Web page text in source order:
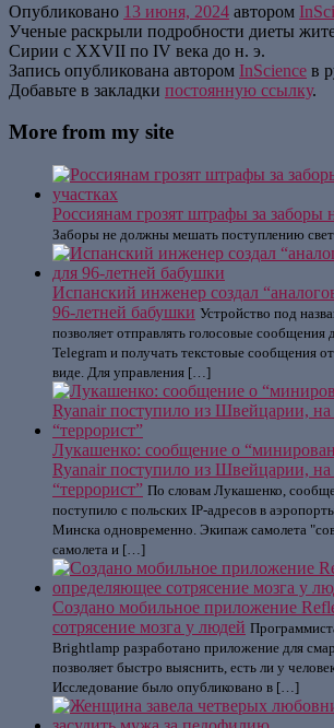
Опубликовано 13 июня, 2024 автором
Ученые раскрыли подробности диеты
Сирии с XXVII по IV века до н. э.
Запись опубликована автором InScience в
Добавьте в закладки постоянную ссылку.
More from my site
Россиянам грозят штрафы за заборы
Заборы не должны мешать поступлению
Испанский инженер создал
96-летней бабушки Устройство под
позволяет отправлять голосовые сообщения
Telegram и получать текстовые сообщения
виде. Для управления […]
Лукашенко: сообщение о
Ryanair поступило из Швейцарии, на
“террорист” По словам Лукашенко,
поступило с польских IP-адресов в
Минска одновременно. Экипаж самолета
самолета и […]
Создано мобильное приложение
сотрясение мозга у людей
Brightlamp разработано приложение для
позволяет быстро выяснить, есть ли у
Исследование было опубликовано в […]